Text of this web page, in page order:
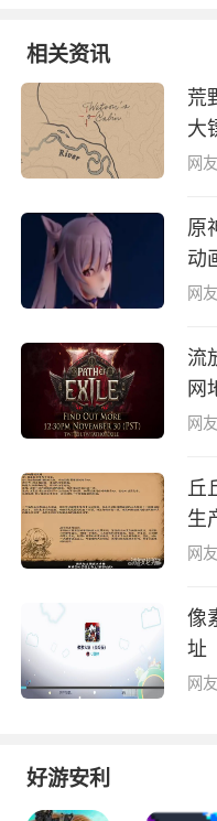
相关资讯
荒
大
网友
原
动
网友
流
网
网友
丘
生
网友
像
址
网友
好游安利